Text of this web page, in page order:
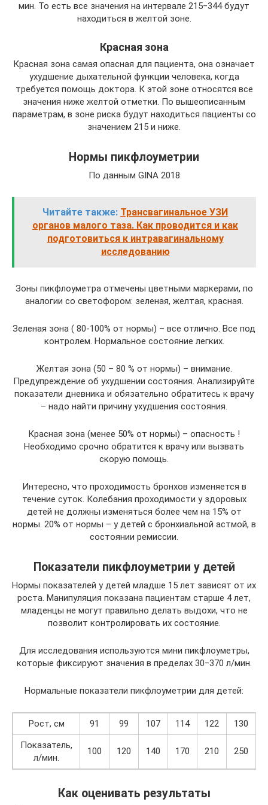
мин. То есть все значения на интервале 215‒344 будут
находиться в желтой зоне.
Красная зона
Красная зона самая опасная для пациента, она означает
ухудшение дыхательной функции человека, когда
требуется помощь доктора. К этой зоне относятся все
значения ниже желтой отметки. По вышеописанным
параметрам, в зоне риска будут находиться пациенты со
значением 215 и ниже.
Нормы пикфлоуметрии
По данным GINA 2018
Читайте также: Трансвагинальное УЗИ
органов малого таза. Как проводится и как
подготовиться к интравагинальному
исследованию
Зоны пикфлоуметра отмечены цветными маркерами, по
аналогии со светофором: зеленая, желтая, красная.
Зеленая зона ( 80-100% от нормы) – все отлично. Все под
контролем. Нормальное состояние легких.
Желтая зона (50 – 80 % от нормы) – внимание.
Предупреждение об ухудшении состояния. Анализируйте
показатели дневника и обязательно обратитесь к врачу
– надо найти причину ухудшения состояния.
Красная зона (менее 50% от нормы) – опасность !
Необходимо срочно обратится к врачу или вызвать
скорую помощь.
Интересно, что проходимость бронхов изменяется в
течение суток. Колебания проходимости у здоровых
детей не должны изменяться более чем на 15% от
нормы. 20% от нормы – у детей с бронхиальной астмой, в
состоянии ремиссии.
Показатели пикфлоуметрии у детей
Нормы показателей у детей младше 15 лет зависят от их
роста. Манипуляция показана пациентам старше 4 лет,
младенцы не могут правильно делать выдохи, что не
позволит контролировать их состояние.
Для исследования используются мини пикфлоуметры,
которые фиксируют значения в пределах 30‒370 л/мин.
Нормальные показатели пикфлоуметрии для детей:
Рост, см 91 99 107 114 122 130
Показатель,
л/мин.
100 120 140 170 210 250
Как оценивать результаты